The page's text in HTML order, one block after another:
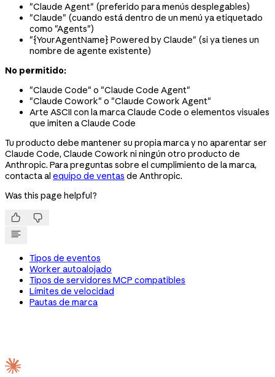
"Claude Agent" (preferido para menús desplegables)
"Claude" (cuando está dentro de un menú ya etiquetado
como "Agents")
"{YourAgentName} Powered by Claude" (si ya tienes un
nombre de agente existente)
No permitido:
"Claude Code" o "Claude Code Agent"
"Claude Cowork" o "Claude Cowork Agent"
Arte ASCII con la marca Claude Code o elementos visuales
que imiten a Claude Code
Tu producto debe mantener su propia marca y no aparentar ser
Claude Code, Claude Cowork ni ningún otro producto de
Anthropic. Para preguntas sobre el cumplimiento de la marca,
contacta al equipo de ventas de Anthropic.
Was this page helpful?
 
Tipos de eventos
Worker autoalojado
Tipos de servidores MCP compatibles
Límites de velocidad
Pautas de marca